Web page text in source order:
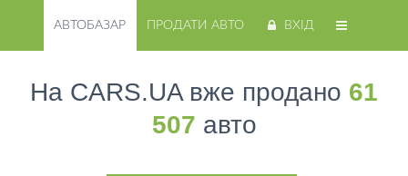
АВТОБАЗАР ПРОДАТИ АВТО ВХІД
На CARS.UA вже продано 61
507 авто